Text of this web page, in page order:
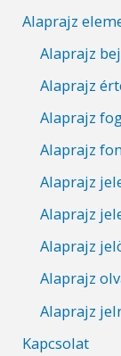
Alaprajz
Alaprajz
Alaprajz
Alaprajz
Alaprajz
Alaprajz
Alaprajz
Alaprajz
Alaprajz
Alaprajz
Kapcsolat